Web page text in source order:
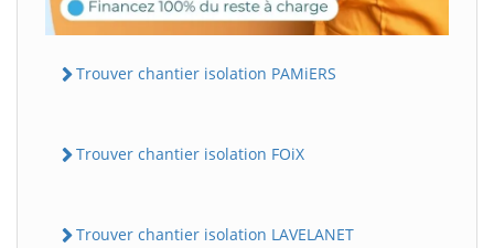
Trouver chantier isolation PAMiERS
Trouver chantier isolation FOiX
Trouver chantier isolation LAVELANET